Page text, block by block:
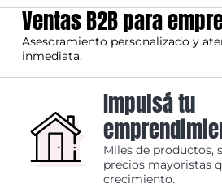
Ventas B2B para
Asesoramiento personalizado y
inmediata.
Impulsá tu
Miles de productos,
precios mayoristas
crecimiento.